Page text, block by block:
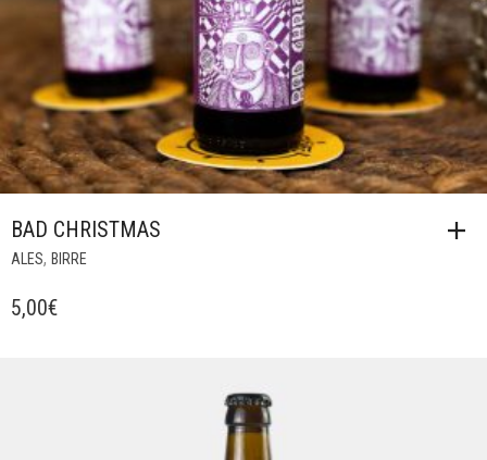
BAD CHRISTMAS
ALES, BIRRE
5,00€